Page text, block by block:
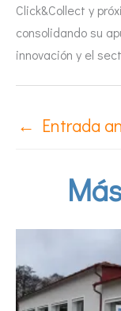
Click&Collect y
consolidando su
innovación y el
← Entrada